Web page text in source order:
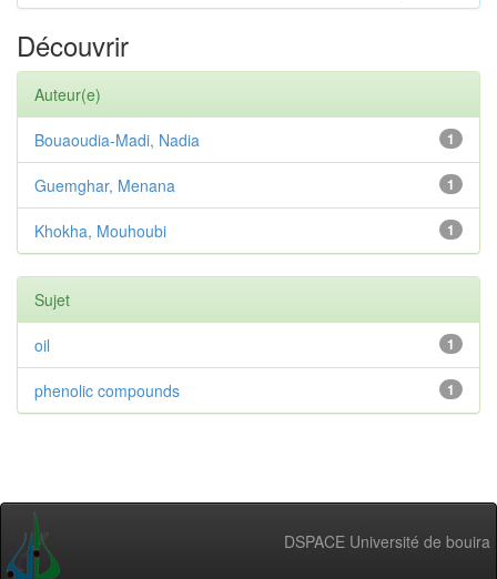
Découvrir
Auteur(e)
1
Bouaoudia-Madi, Nadia
1
Guemghar, Menana
1
Khokha, Mouhoubi
Sujet
1
oil
1
phenolic compounds
DSPACE Université de bouira